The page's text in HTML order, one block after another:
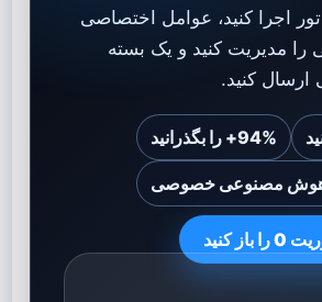
اجرا کنید، عوامل اختصاصی
مدیریت کنید و یک بسته
ارسال کنید.
94%+ را بگذرانید
هوش مصنوعی خصوصی
کنید